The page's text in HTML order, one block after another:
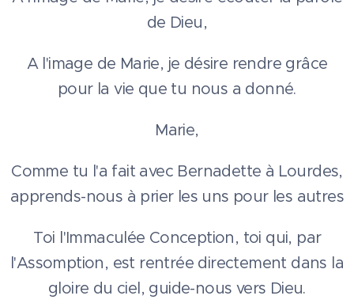
de Dieu,
A l'image de Marie, je désire rendre grâce
pour la vie que tu nous a donné.
Marie,
Comme tu l'a fait avec Bernadette à Lourdes,
apprends-nous à prier les uns pour les autres
Toi l'Immaculée Conception, toi qui, par
l'Assomption, est rentrée directement dans la
gloire du ciel, guide-nous vers Dieu.